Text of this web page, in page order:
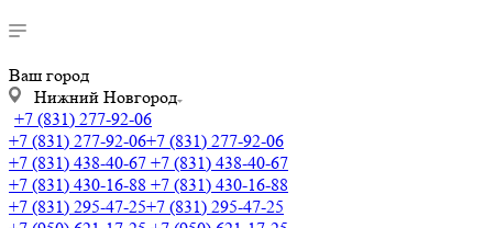
Ваш город
Нижний Новгород
+7 (831) 277-92-06
+7 (831) 277-92-06+7 (831) 277-92-06
+7 (831) 438-40-67 +7 (831) 438-40-67
+7 (831) 430-16-88 +7 (831) 430-16-88
+7 (831) 295-47-25+7 (831) 295-47-25